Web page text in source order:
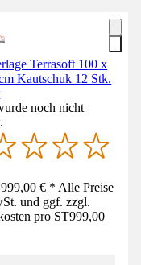
Terrasoft 100 x
Kautschuk 12 Stk.
noch nicht
€ * Alle Preise
und ggf. zzgl.
pro ST999,00